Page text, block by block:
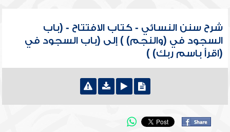
شرح سنن النسائي - كتاب الافتتاح - (باب
السجود في (والنجم) ) إلى (باب السجود في
(اقرأ باسم ربك) )